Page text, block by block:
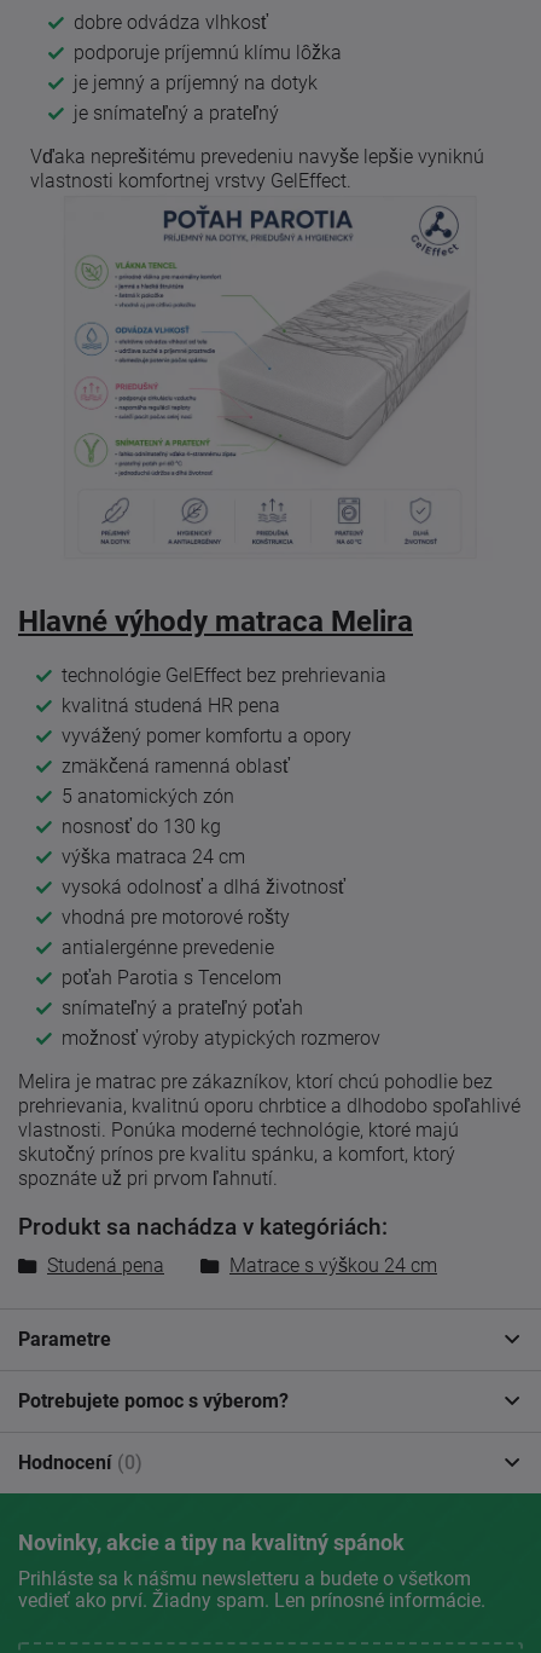
dobre odvádza vlhkosť
podporuje príjemnú klímu lôžka
je jemný a príjemný na dotyk
je snímateľný a prateľný
Vďaka neprešitému prevedeniu navyše lepšie vyniknú
vlastnosti komfortnej vrstvy GelEffect.
Hlavné výhody matraca Melira
technológie GelEffect bez prehrievania
kvalitná studená HR pena
vyvážený pomer komfortu a opory
zmäkčená ramenná oblasť
5 anatomických zón
nosnosť do 130 kg
výška matraca 24 cm
vysoká odolnosť a dlhá životnosť
vhodná pre motorové rošty
antialergénne prevedenie
poťah Parotia s Tencelom
snímateľný a prateľný poťah
možnosť výroby atypických rozmerov
Melira je matrac pre zákazníkov, ktorí chcú pohodlie bez
prehrievania, kvalitnú oporu chrbtice a dlhodobo spoľahlivé
vlastnosti. Ponúka moderné technológie, ktoré majú
skutočný prínos pre kvalitu spánku, a komfort, ktorý
spoznáte už pri prvom ľahnutí.
Produkt sa nachádza v kategóriách:
Studená pena Matrace s výškou 24 cm
Parametre
Potrebujete pomoc s výberom?
Hodnocení (0)
Novinky, akcie a tipy na kvalitný spánok
Prihláste sa k nášmu newsletteru a budete o všetkom
vedieť ako prví. Žiadny spam. Len prínosné informácie.